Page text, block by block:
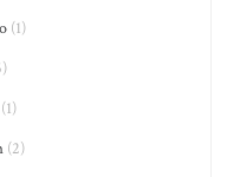
(1)
(1)
(2)